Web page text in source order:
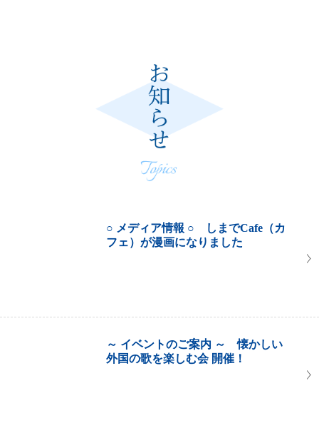
○ メディア情報 ○ しまでCafe（カ
フェ）が漫画になりました
～ イベントのご案内 ～ 懐かしい
外国の歌を楽しむ会 開催！